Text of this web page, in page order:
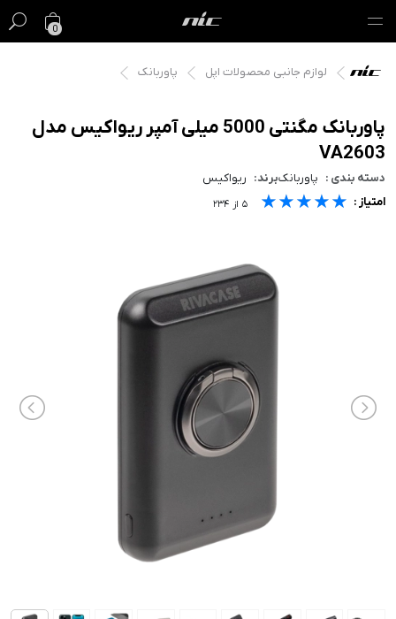
0
گیفت کارت
فروش ویژه
مک
آیفون
تماس با ما
لوازم جانبی محصولات اپل پاوربانک
پاوربانک مگنتی 5000 میلی آمپر ریواکیس مدل
VA2603
دسته بندی : پاوربانکبرند: ریواکیس
امتیاز : ★★★★★
★★★★★
★★★★★ ۵ از ۲۳۴